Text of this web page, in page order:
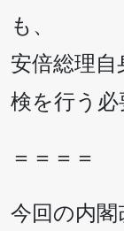
も、
安倍総理
検を行う必
＝＝＝＝
今回の内閣